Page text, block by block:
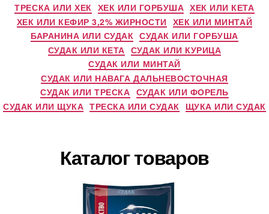
ТРЕСКА ИЛИ ХЕК ХЕК ИЛИ ГОРБУША ХЕК ИЛИ КЕТА
ХЕК ИЛИ КЕФИР 3,2% ЖИРНОСТИ ХЕК ИЛИ МИНТАЙ
БАРАНИНА ИЛИ СУДАК СУДАК ИЛИ ГОРБУША
СУДАК ИЛИ КЕТА СУДАК ИЛИ КУРИЦА
СУДАК ИЛИ МИНТАЙ
СУДАК ИЛИ НАВАГА ДАЛЬНЕВОСТОЧНАЯ
СУДАК ИЛИ ТРЕСКА СУДАК ИЛИ ФОРЕЛЬ
СУДАК ИЛИ ЩУКА ТРЕСКА ИЛИ СУДАК ЩУКА ИЛИ СУДАК
Каталог товаров